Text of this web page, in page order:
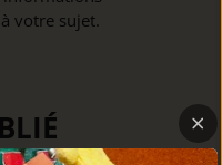
votre sujet.